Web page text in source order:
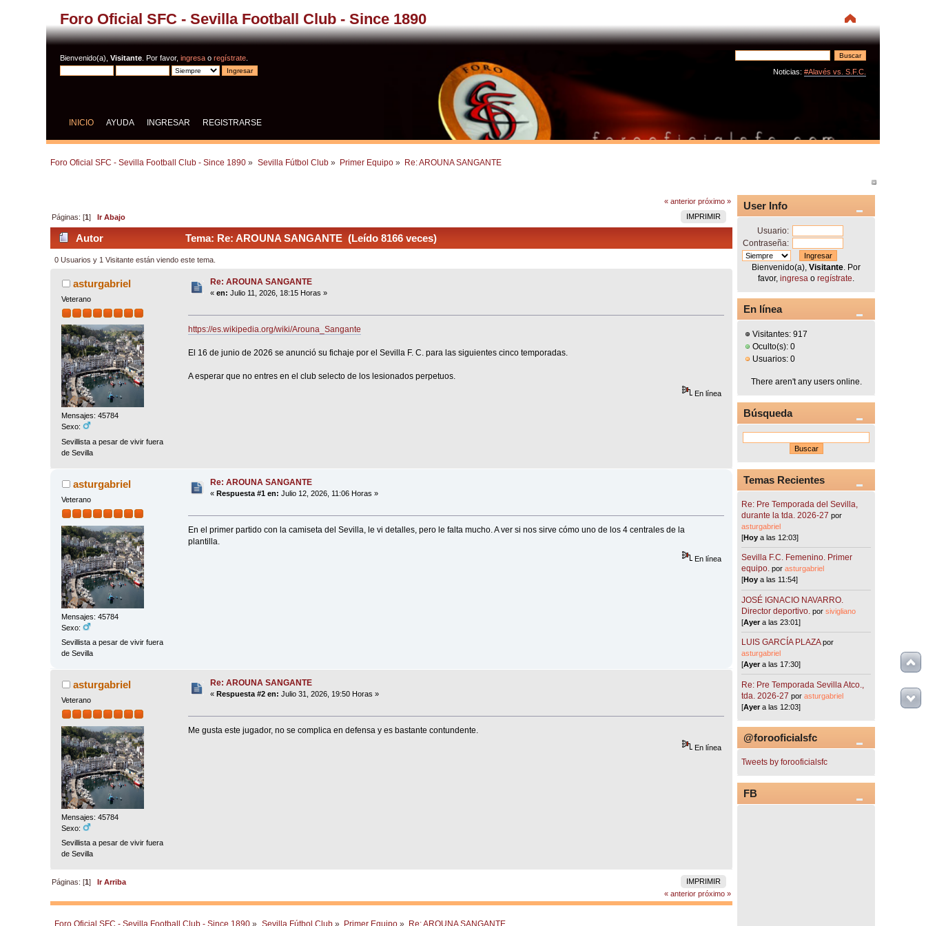
Foro Oficial SFC - Sevilla Football Club - Since 1890
Bienvenido(a),Visitante . Por favor,ingresa oregístrate
Noticias: #Alavés vs. S.F.C.
INICIO AYUDA INGRESAR REGISTRARSE
Foro Oficial SFC - Sevilla Football Club - Since 1890 » Sevilla Fútbol Club» Primer Equipo» Re: AROUNA SANGANTE
« anterior próximo »
IMPRIMIR
Páginas: [1]Ir Abajo
Autor Tema: Re: AROUNA SANGANTE (Leído 8166 veces)
0 Usuarios y 1 Visitante están viendo este tema.
asturgabriel
Veterano
Mensajes: 45784
Sexo:
Sevillista a pesar de vivir fuera
de Sevilla
Re: AROUNA SANGANTE
«en: Julio 11, 2026, 18:15 Horas »
https://es.wikipedia.org/wiki/Arouna_Sangante
El 16 de junio de 2026 se anunció su fichaje por el Sevilla F. C. para las siguientes cinco temporadas.
A esperar que no entres en el club selecto de los lesionados perpetuos.
En línea
asturgabriel
Veterano
Mensajes: 45784
Sexo:
Sevillista a pesar de vivir fuera
de Sevilla
Re: AROUNA SANGANTE
«Respuesta #1 en: Julio 12, 2026, 11:06 Horas »
En el primer partido con la camiseta del Sevilla, le vi detalles, pero le falta mucho. A ver si nos sirve cómo uno de los 4 centrales de la
plantilla.
En línea
asturgabriel
Veterano
Mensajes: 45784
Sexo:
Sevillista a pesar de vivir fuera
de Sevilla
Re: AROUNA SANGANTE
«Respuesta #2 en: Julio 31, 2026, 19:50 Horas »
Me gusta este jugador, no se complica en defensa y es bastante contundente.
En línea
IMPRIMIR
Páginas: [1]Ir Arriba
« anterior próximo »
Foro Oficial SFC - Sevilla Football Club - Since 1890 » Sevilla Fútbol Club» Primer Equipo» Re: AROUNA SANGANTE
User Info
Usuario:
Contraseña:
Bienvenido(a),Visitante . Por
favor,ingresa oregístrate
En línea
Visitantes: 917
Oculto(s): 0
Usuarios: 0
There aren't any users online.
Búsqueda
Temas Recientes
Re: Pre Temporada del Sevilla,
durante la tda. 2026-27 por
asturgabriel
[Hoy a las 12:03]
Sevilla F.C. Femenino. Primer
equipo. porasturgabriel
[Hoy a las 11:54]
JOSÉ IGNACIO NAVARRO.
Director deportivo. porsivigliano
[Ayera las 23:01]
LUIS GARCÍA PLAZA por
asturgabriel
[Ayera las 17:30]
Re: Pre Temporada Sevilla Atco.,
tda. 2026-27 porasturgabriel
[Ayera las 12:03]
@forooficialsfc
Tweets by forooficialsfc
FB